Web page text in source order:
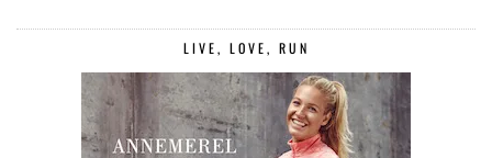
LIVE, LOVE, RUN